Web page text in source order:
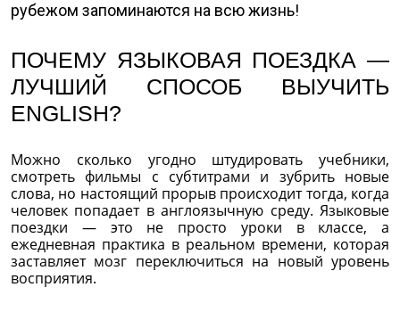
рубежом запоминаются на всю жизнь!
ПОЧЕМУ ЯЗЫКОВАЯ ПОЕЗДКА —
ЛУЧШИЙ СПОСОБ ВЫУЧИТЬ
ENGLISH?
Можно сколько угодно штудировать учебники,
смотреть фильмы с субтитрами и зубрить новые
слова, но настоящий прорыв происходит тогда, когда
человек попадает в англоязычную среду. Языковые
поездки — это не просто уроки в классе, а
ежедневная практика в реальном времени, которая
заставляет мозг переключиться на новый уровень
восприятия.